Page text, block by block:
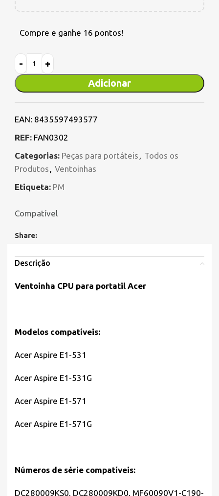
Compre e ganhe 16 pontos!
Adicionar
EAN: 8435597493577
REF: FAN0302
Categorias: Peças para portáteis , Todos os
Produtos , Ventoinhas
Etiqueta: PM
Compatível
Share:
Descrição
Ventoinha CPU para portatil Acer
Modelos compatíveis:
Acer Aspire E1-531
Acer Aspire E1-531G
Acer Aspire E1-571
Acer Aspire E1-571G
Números de série compatíveis:
DC280009KS0, DC280009KD0, MF60090V1-C190-